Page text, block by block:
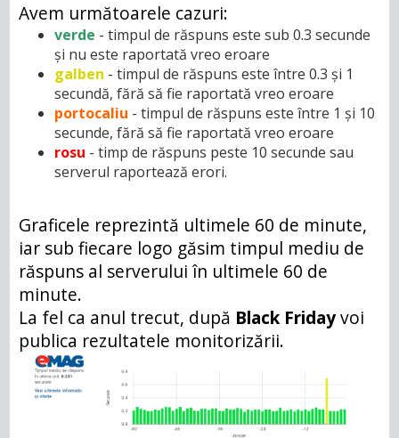
Avem următoarele cazuri:
verde - timpul de răspuns este sub 0.3 secunde
și nu este raportată vreo eroare
galben - timpul de răspuns este între 0.3 și 1
secundă, fără să fie raportată vreo eroare
portocaliu - timpul de răspuns este între 1 și 10
secunde, fără să fie raportată vreo eroare
rosu - timp de răspuns peste 10 secunde sau
serverul raportează erori.
Graficele reprezintă ultimele 60 de minute,
iar sub fiecare logo găsim timpul mediu de
răspuns al serverului în ultimele 60 de
minute.
La fel ca anul trecut, după Black Fridayvoi
publica rezultatele monitorizării.